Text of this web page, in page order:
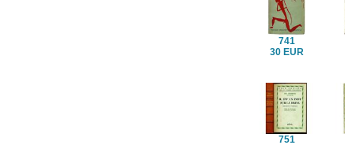
741
30 EUR
751